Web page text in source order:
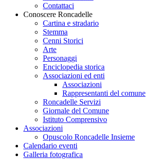
Contattaci
Conoscere Roncadelle
Cartina e stradario
Stemma
Cenni Storici
Arte
Personaggi
Enciclopedia storica
Associazioni ed enti
Associazioni
Rappresentanti del comune
Roncadelle Servizi
Giornale del Comune
Istituto Comprensivo
Associazioni
Opuscolo Roncadelle Insieme
Calendario eventi
Galleria fotografica